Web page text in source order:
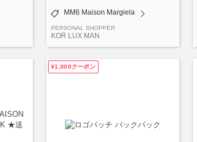
MM6 Maison Margiela
PERSONAL SHOPPER
KOR LUX MAN
¥1,000クーポン